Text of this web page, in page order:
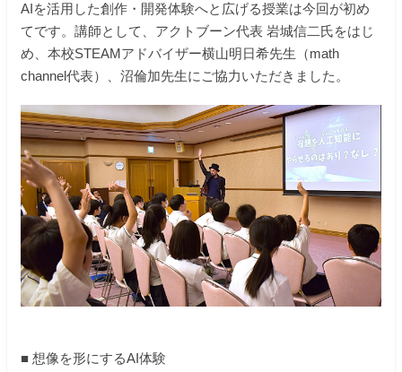
資料請求・お問い合わせ
閉じる
AIを活用した創作・開発体験へと広げる授業は今回が初め
てです。講師として、アクトブーン代表 岩城信二氏をはじ
め、本校STEAMアドバイザー横山明日希先生（math
channel代表）、沼倫加先生にご協力いただきました。
■ 想像を形にするAI体験